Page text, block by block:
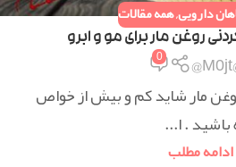
دارویی,همه مقالات
0
مار شاید کم و بیش از خواص
. ا...
ادامه مطلب